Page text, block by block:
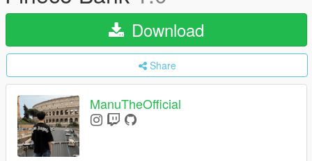
Download
Share
ManuTheOfficial